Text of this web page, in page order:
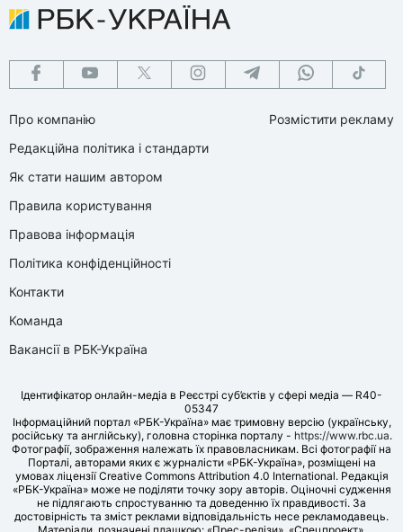
Про компанію
Редакційна політика і стандарти
Як стати нашим автором
Правила користування
Правова інформація
Політика конфіденційності
Контакти
Команда
Вакансії в РБК-Україна
Розмістити рекламу
Ідентифікатор онлайн-медіа в Реєстрі суб’єктів у сфері медіа — R40-
05347
Інформаційний портал «РБК-Україна» має тримовну версію (українську,
російську та англійську), головна сторінка порталу - https://www.rbc.ua.
Фотографії, зображення належать їх правовласникам. Всі фотографії на
Порталі, авторами яких є журналісти «РБК-Україна», розміщені на
умовах ліцензії Creative Commons Attribution 4.0 International. Редакція
«РБК-Україна» може не поділяти точку зору авторів. Оціночні судження
не підлягають спростуванню та доведенню їх правдивості. За
достовірність та зміст реклами відповідальність несе рекламодавець.